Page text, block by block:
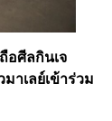
อศีลกินเจ
าเลย์เข้าร่วม